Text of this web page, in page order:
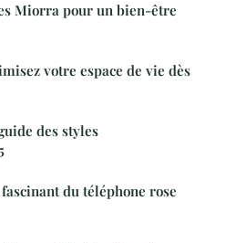
Miorra pour un bien-être
votre espace de vie dès
des styles
du téléphone rose